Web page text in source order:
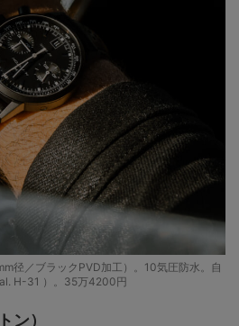
径／ブラックPVD加工）。10気圧防水。自
H-31 ）。35万4200円
ン）